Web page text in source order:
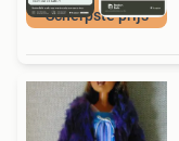
Scherpste prijs